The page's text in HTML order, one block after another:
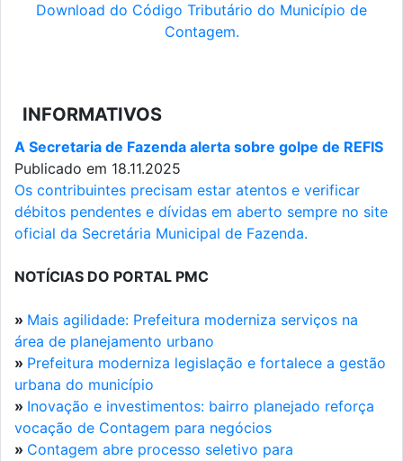
Download do Código Tributário do Município de
Contagem.
INFORMATIVOS
A Secretaria de Fazenda alerta sobre golpe de REFIS
Publicado em 18.11.2025
Os contribuintes precisam estar atentos e verificar
débitos pendentes e dívidas em aberto sempre no site
oficial da Secretária Municipal de Fazenda.
NOTÍCIAS DO PORTAL PMC
» Mais agilidade: Prefeitura moderniza serviços na
área de planejamento urbano
» Prefeitura moderniza legislação e fortalece a gestão
urbana do município
» Inovação e investimentos: bairro planejado reforça
vocação de Contagem para negócios
» Contagem abre processo seletivo para